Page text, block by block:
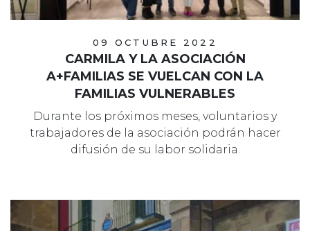
09 OCTUBRE 2022
CARMILA Y LA ASOCIACIÓN
A+FAMILIAS SE VUELCAN CON LA
FAMILIAS VULNERABLES
Durante los próximos meses, voluntarios y
trabajadores de la asociación podrán hacer
difusión de su labor solidaria.